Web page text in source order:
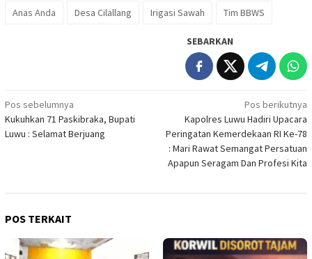
Anas Anda Desa Cilallang Irigasi Sawah Tim BBWS
SEBARKAN
Navigasi
pos
Pos sebelumnya
Kukuhkan 71 Paskibraka, Bupati
Luwu : Selamat Berjuang
Pos berikutnya
Kapolres Luwu Hadiri Upacara
Peringatan Kemerdekaan RI Ke-78
: Mari Rawat Semangat Persatuan
Apapun Seragam Dan Profesi Kita
POS TERKAIT